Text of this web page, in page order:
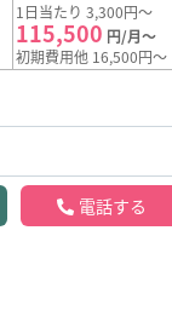
1日当たり 3,300円～
115,500 円/月～
初期費用他 16,500円～
電話する